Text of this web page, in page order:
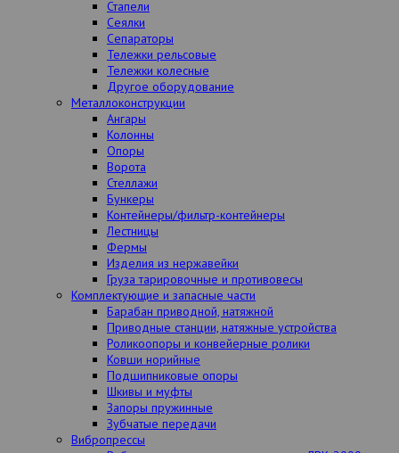
Стапели
Сеялки
Сепараторы
Тележки рельсовые
Тележки колесные
Другое оборудование
Металлоконструкции
Ангары
Колонны
Опоры
Ворота
Стеллажи
Бункеры
Контейнеры/фильтр-контейнеры
Лестницы
Фермы
Изделия из нержавейки
Груза тарировочные и противовесы
Комплектующие и запасные части
Барабан приводной, натяжной
Приводные станции, натяжные устройства
Роликоопоры и конвейерные ролики
Ковши норийные
Подшипниковые опоры
Шкивы и муфты
Запоры пружинные
Зубчатые передачи
Вибропрессы